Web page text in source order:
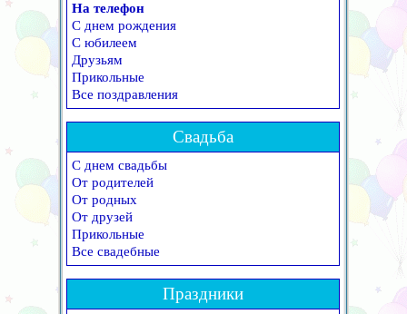
На телефон
С днем рождения
С юбилеем
Друзьям
Прикольные
Все поздравления
Свадьба
С днем свадьбы
От родителей
От родных
От друзей
Прикольные
Все свадебные
Праздники